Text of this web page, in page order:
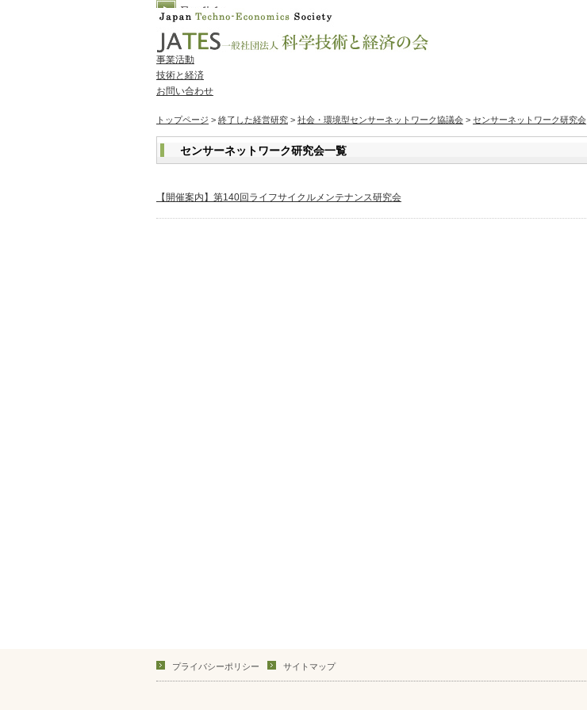
JATESについて
事業活動
技術と経済
お問い合わせ
トップページ > 終了した経営研究 > 社会・環境型センサーネットワーク協議会 > センサーネットワーク研究会
センサーネットワーク研究会一覧
【開催案内】第140回ライフサイクルメンテナンス研究会
プライバシーポリシー サイトマップ